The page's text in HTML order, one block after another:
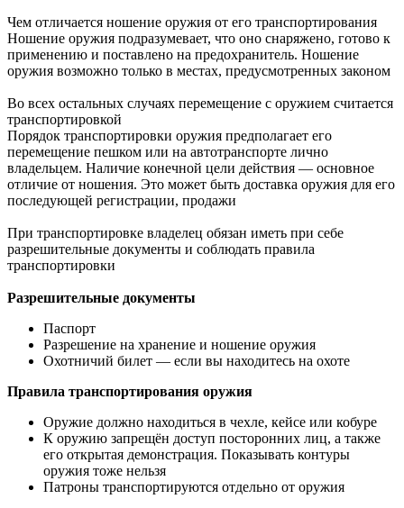
Чем отличается ношение оружия от его транспортирования
Ношение оружия подразумевает, что оно снаряжено, готово к
применению и поставлено на предохранитель. Ношение
оружия возможно только в местах, предусмотренных законом
Во всех остальных случаях перемещение с оружием считается
транспортировкой
Порядок транспортировки оружия предполагает его
перемещение пешком или на автотранспорте лично
владельцем. Наличие конечной цели действия — основное
отличие от ношения. Это может быть доставка оружия для его
последующей регистрации, продажи
При транспортировке владелец обязан иметь при себе
разрешительные документы и соблюдать правила
транспортировки
Разрешительные документы
Паспорт
Разрешение на хранение и ношение оружия
Охотничий билет — если вы находитесь на охоте
Правила транспортирования оружия
Оружие должно находиться в чехле, кейсе или кобуре
К оружию запрещён доступ посторонних лиц, а также
его открытая демонстрация. Показывать контуры
оружия тоже нельзя
Патроны транспортируются отдельно от оружия